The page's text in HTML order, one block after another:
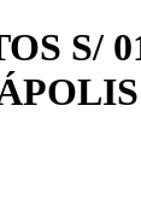
S/